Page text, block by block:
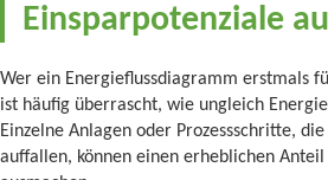
Einsparpotenziale
Wer ein Energieflussdiagramm erstmals
ist häufig überrascht, wie ungleich
Einzelne Anlagen oder Prozessschritte,
auffallen, können einen erheblichen